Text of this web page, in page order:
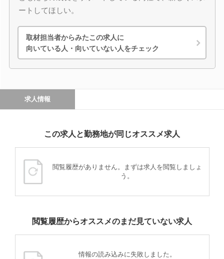
ートしてほしい。
取材担当者からみたこの求人に
向いている人・向いていない人をチェック
求人情報
この求人と勤務地が同じオススメ求人
閲覧履歴がありません。まずは求人を閲覧しましょ
う。
閲覧履歴からオススメのまだ見ていない求人
情報の読み込みに失敗しました。